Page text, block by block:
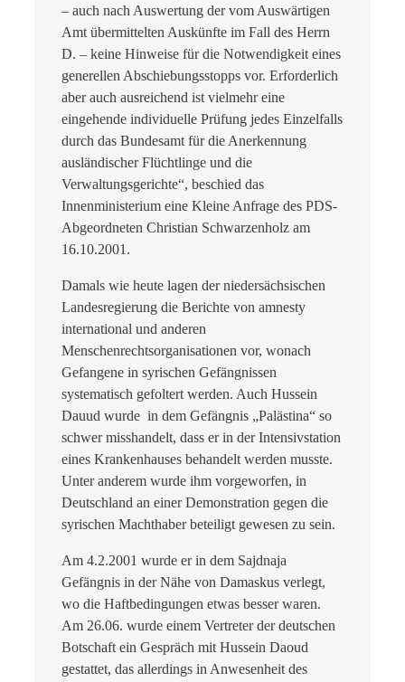
– auch nach Auswertung der vom Auswärtigen
Amt übermittelten Auskünfte im Fall des Herrn
D. – keine Hinweise für die Notwendigkeit eines
generellen Abschiebungsstopps vor. Erforderlich
aber auch ausreichend ist vielmehr eine
eingehende individuelle Prüfung jedes Einzelfalls
durch das Bundesamt für die Anerkennung
ausländischer Flüchtlinge und die
Verwaltungsgerichte“, beschied das
Innenministerium eine Kleine Anfrage des PDS-
Abgeordneten Christian Schwarzenholz am
16.10.2001.
Damals wie heute lagen der niedersächsischen
Landesregierung die Berichte von amnesty
international und anderen
Menschenrechtsorganisationen vor, wonach
Gefangene in syrischen Gefängnissen
systematisch gefoltert werden. Auch Hussein
Dauud wurde in dem Gefängnis „Palästina“ so
schwer misshandelt, dass er in der Intensivstation
eines Krankenhauses behandelt werden musste.
Unter anderem wurde ihm vorgeworfen, in
Deutschland an einer Demonstration gegen die
syrischen Machthaber beteiligt gewesen zu sein.
Am 4.2.2001 wurde er in dem Sajdnaja
Gefängnis in der Nähe von Damaskus verlegt,
wo die Haftbedingungen etwas besser waren.
Am 26.06. wurde einem Vertreter der deutschen
Botschaft ein Gespräch mit Hussein Daoud
gestattet, das allerdings in Anwesenheit des